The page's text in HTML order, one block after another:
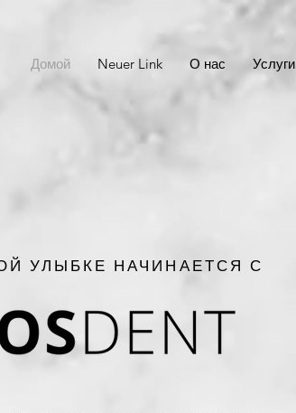
Домой Neuer Link О нас Услуги
УЛЫБКЕ НАЧИНАЕТСЯ С